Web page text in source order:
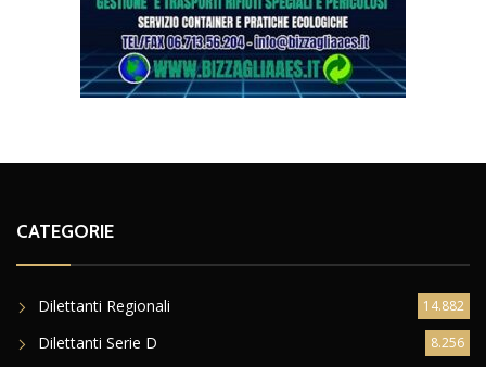
CATEGORIE
Dilettanti Regionali 14.882
Dilettanti Serie D 8.256